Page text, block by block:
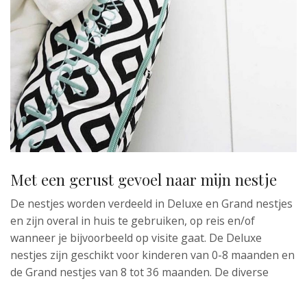
Met een gerust gevoel naar mijn nestje
De nestjes worden verdeeld in Deluxe en Grand nestjes
en zijn overal in huis te gebruiken, op reis en/of
wanneer je bijvoorbeeld op visite gaat. De Deluxe
nestjes zijn geschikt voor kinderen van 0-8 maanden en
de Grand nestjes van 8 tot 36 maanden. De diverse